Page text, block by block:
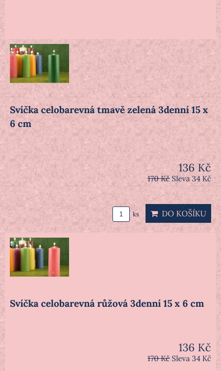
Svíčka celobarevná tmavě zelená 3denní 15 x
6 cm
136 Kč
170 Kč Sleva 34 Kč
ks DO KOŠÍKU
Svíčka celobarevná růžová 3denní 15 x 6 cm
136 Kč
170 Kč Sleva 34 Kč